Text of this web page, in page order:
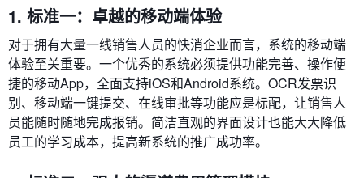
1. 标准一：卓越的移动端体验
对于拥有大量一线销售人员的快消企业而言，系统的移动端
体验至关重要。一个优秀的系统必须提供功能完善、操作便
捷的移动App，全面支持iOS和Android系统。OCR发票识
别、移动端一键提交、在线审批等功能应是标配，让销售人
员能随时随地完成报销。简洁直观的界面设计也能大大降低
员工的学习成本，提高新系统的推广成功率。